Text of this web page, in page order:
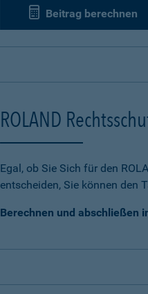
Beitrag berechnen
ROLAND
Egal, ob Sie Sich für den
entscheiden, Sie können den
Berechnen und abschließen